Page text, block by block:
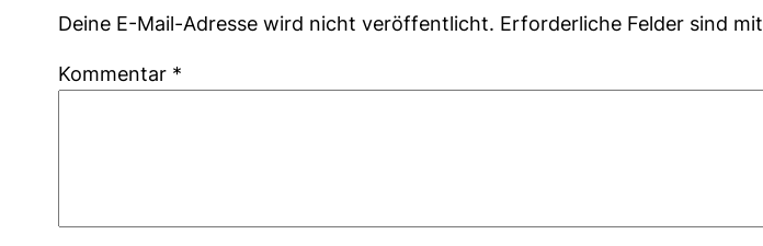
Deine E-Mail-Adresse wird nicht veröffentlicht. Erforderliche Felder sind mit
Kommentar *